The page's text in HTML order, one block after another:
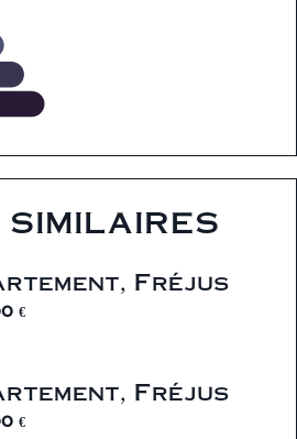
similaires
Fréjus
€
Fréjus
€